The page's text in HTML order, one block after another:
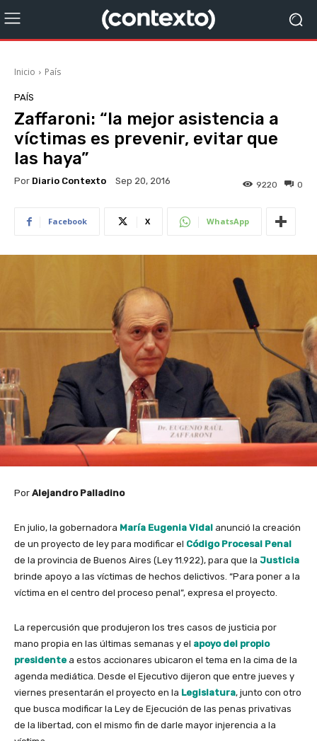
Inicio País
PAÍS
Zaffaroni: “la mejor asistencia a
víctimas es prevenir, evitar que
las haya”
Por Diario Contexto Sep 20, 2016 0
9220
Facebook X WhatsApp
Por Alejandro Palladino
En julio, la gobernadora María Eugenia Vidal anunció la creación
de un proyecto de ley para modificar el Código Procesal Penal
de la provincia de Buenos Aires (Ley 11.922), para que la Justicia
brinde apoyo a las víctimas de hechos delictivos. “Para poner a la
víctima en el centro del proceso penal”, expresa el proyecto.
La repercusión que produjeron los tres casos de justicia por
mano propia en las últimas semanas y el apoyo del propio
presidente a estos accionares ubicaron el tema en la cima de la
agenda mediática. Desde el Ejecutivo dijeron que entre jueves y
viernes presentarán el proyecto en la Legislatura, junto con otro
que busca modificar la Ley de Ejecución de las penas privativas
de la libertad, con el mismo fin de darle mayor injerencia a la